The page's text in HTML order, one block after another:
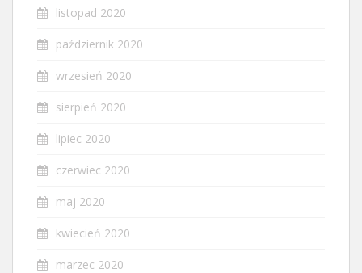
listopad 2020
październik 2020
wrzesień 2020
sierpień 2020
lipiec 2020
czerwiec 2020
maj 2020
kwiecień 2020
marzec 2020